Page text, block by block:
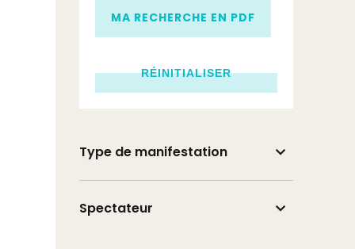
MA RECHERCHE EN PDF
Type de manifestation
Spectateur